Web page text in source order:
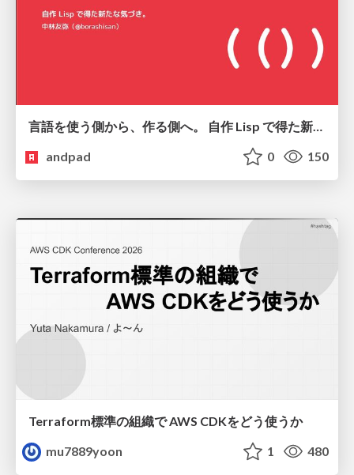
言語を使う側から、作る側へ。 自作 Lisp で得た新たな気づき。
andpad
0 150
Terraform標準の組織で AWS CDKをどう使うか
mu7889yoon
1 480